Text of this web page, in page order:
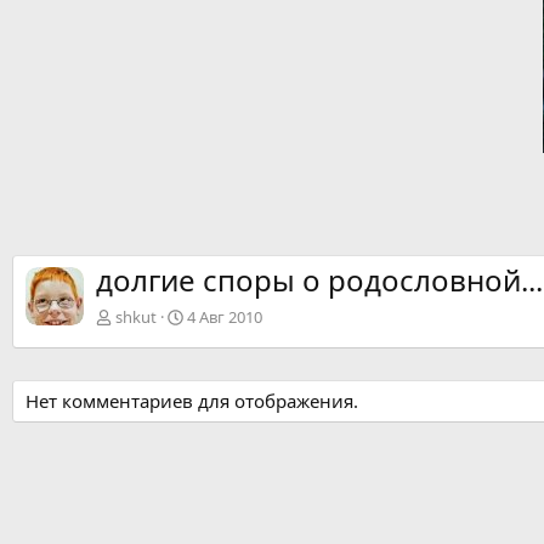
долгие споры о родословной...
shkut 4 Авг 2010
Нет комментариев для отображения.